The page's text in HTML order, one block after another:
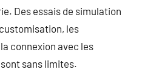
Des essais de simulation
les
connexion avec les
sans limites.